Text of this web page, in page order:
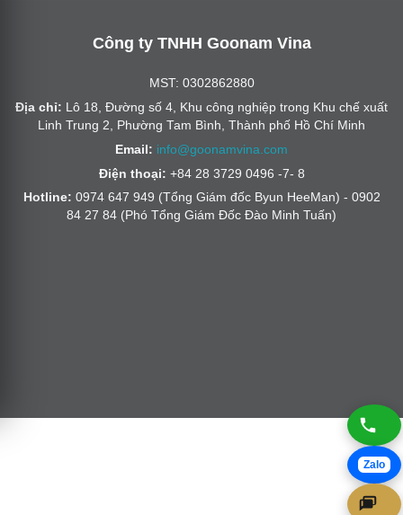
Công ty TNHH Goonam Vina
MST: 0302862880
Địa chỉ: Lô 18, Đường số 4, Khu công nghiệp trong Khu chế xuất
Linh Trung 2, Phường Tam Bình, Thành phố Hồ Chí Minh
Email: info@goonamvina.com
Điện thoại: +84 28 3729 0496 -7- 8
Hotline: 0974 647 949 (Tổng Giám đốc Byun HeeMan) - 0902
84 27 84 (Phó Tổng Giám Đốc Đào Minh Tuấn)
Zalo